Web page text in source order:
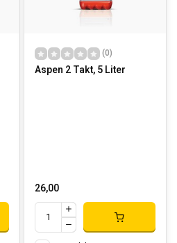
(0)
Aspen 2 Takt, 5 Liter
26,00